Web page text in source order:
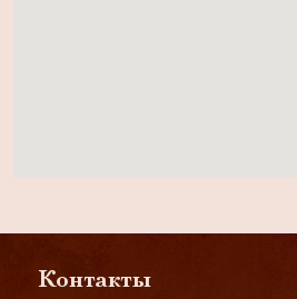
Контакты